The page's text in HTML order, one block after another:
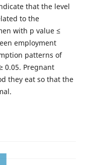
that the level
to the
with p value ≤
employment
patterns of
0.05. Pregnant
they eat so that the